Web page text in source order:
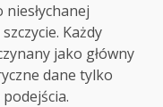
Każdy
jako główny
dane tylko